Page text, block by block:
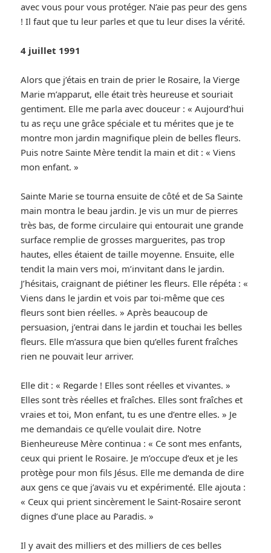
avec vous pour vous protéger. N’aie pas peur des gens
! Il faut que tu leur parles et que tu leur dises la vérité.
4 juillet 1991
Alors que j’étais en train de prier le Rosaire, la Vierge
Marie m’apparut, elle était très heureuse et souriait
gentiment. Elle me parla avec douceur : « Aujourd’hui
tu as reçu une grâce spéciale et tu mérites que je te
montre mon jardin magnifique plein de belles fleurs.
Puis notre Sainte Mère tendit la main et dit : « Viens
mon enfant. »
Sainte Marie se tourna ensuite de côté et de Sa Sainte
main montra le beau jardin. Je vis un mur de pierres
très bas, de forme circulaire qui entourait une grande
surface remplie de grosses marguerites, pas trop
hautes, elles étaient de taille moyenne. Ensuite, elle
tendit la main vers moi, m’invitant dans le jardin.
J’hésitais, craignant de piétiner les fleurs. Elle répéta : «
Viens dans le jardin et vois par toi-même que ces
fleurs sont bien réelles. » Après beaucoup de
persuasion, j’entrai dans le jardin et touchai les belles
fleurs. Elle m’assura que bien qu’elles furent fraîches
rien ne pouvait leur arriver.
Elle dit : « Regarde ! Elles sont réelles et vivantes. »
Elles sont très réelles et fraîches. Elles sont fraîches et
vraies et toi, Mon enfant, tu es une d’entre elles. » Je
me demandais ce qu’elle voulait dire. Notre
Bienheureuse Mère continua : « Ce sont mes enfants,
ceux qui prient le Rosaire. Je m’occupe d’eux et je les
protège pour mon fils Jésus. Elle me demanda de dire
aux gens ce que j’avais vu et expérimenté. Elle ajouta :
« Ceux qui prient sincèrement le Saint-Rosaire seront
dignes d’une place au Paradis. »
Il y avait des milliers et des milliers de ces belles